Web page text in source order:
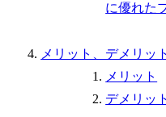
に優れた
メリット、デメリット
メリット
デメリット